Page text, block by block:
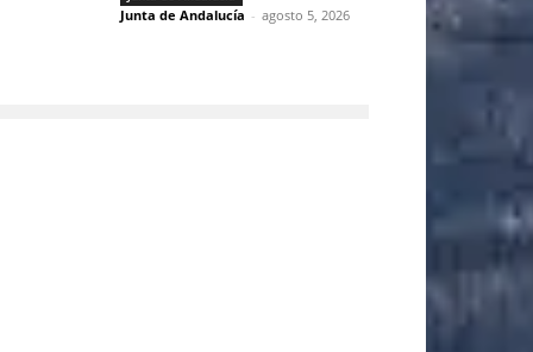
Junta de Andalucía - agosto 5, 2026